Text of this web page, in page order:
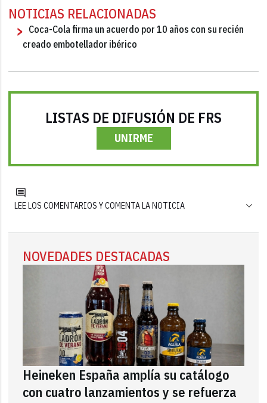
NOTICIAS RELACIONADAS
Coca-Cola firma un acuerdo por 10 años con su recién
creado embotellador ibérico
LISTAS DE DIFUSIÓN DE FRS
UNIRME
LEE LOS COMENTARIOS Y COMENTA LA NOTICIA
NOVEDADES DESTACADAS
Heineken España amplía su catálogo
con cuatro lanzamientos y se refuerza